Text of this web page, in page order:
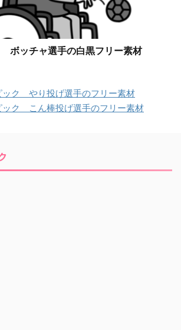
ボッチャ選手の白黒フリー素材
ック やり投げ選手のフリー素材
ック こん棒投げ選手のフリー素材